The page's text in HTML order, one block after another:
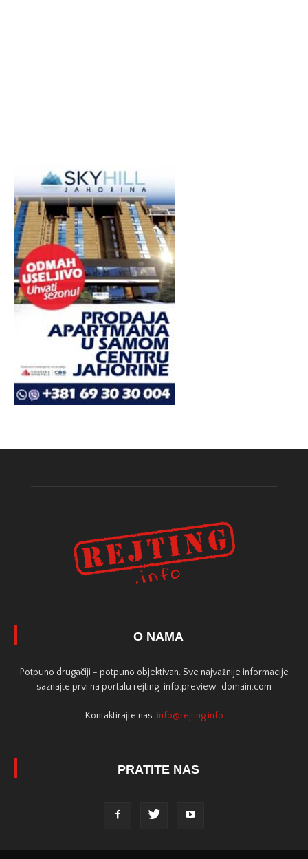
O NAMA
Potpuno drugačiji - potpuno objektivan. Sve najvažnije informacije
saznajte prvi na portalu rejting-info.preview-domain.com
Kontaktirajte nas: info@rejting.info
PRATITE NAS